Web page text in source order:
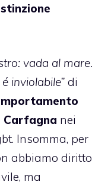
vada al mare.
inviolabile” di
Carfagna nei
Insomma, per
abbiamo diritto
ma